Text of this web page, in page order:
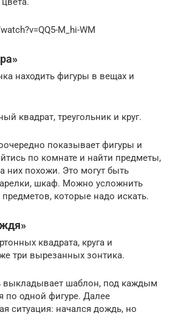
M_hi-WM
находить фигуры в вещах и
квадрат, треугольник и круг.
показывает фигуры и
по комнате и найти предметы,
них похожи. Это могут быть
шкаф. Можно усложнить
предметов, которые надо искать.
квадрата, круга и
три вырезанных зонтика.
выкладывает шаблон, под каждым
по одной фигуре. Далее
ситуация: начался дождь, но